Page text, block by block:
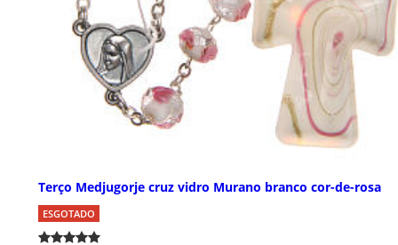
Terço Medjugorje cruz vidro Murano branco cor-de-rosa
ESGOTADO